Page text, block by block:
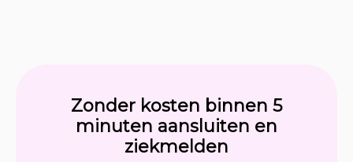
Zonder kosten binnen 5
minuten aansluiten en
ziekmelden